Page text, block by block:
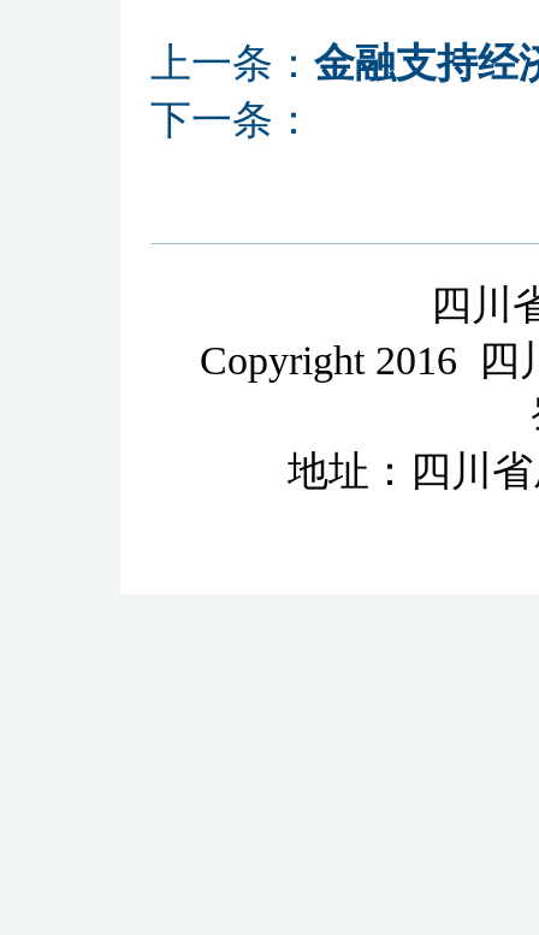
上一条： 金融支持经
下一条：
四川
Copyright 2016 四
地址：四川省